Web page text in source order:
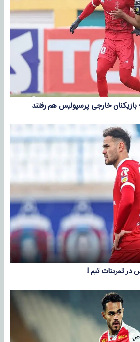
بازیکنان خارجی پرسپولیس هم رفتند
در تمرینات تیم !